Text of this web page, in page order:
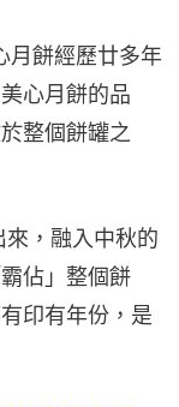
月餅經歷廿多年
心月餅的品
整個餅罐之
，融入中秋的
佔」整個餅
印有年份，是